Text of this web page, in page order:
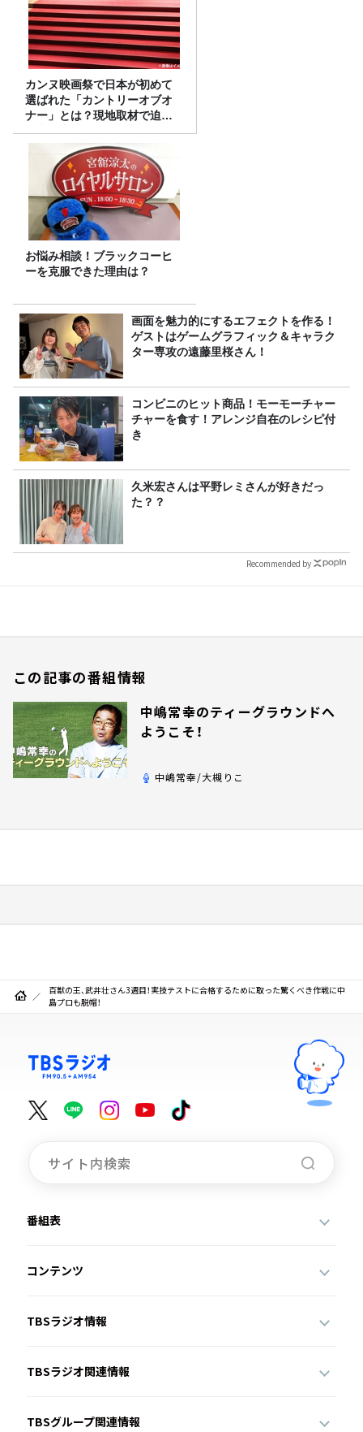
カンヌ映画祭で日本が初めて
選ばれた「カントリーオブオ
ナー」とは？現地取材で迫る
選出の意味
お悩み相談！ブラックコーヒ
ーを克服できた理由は？
画面を魅力的にするエフェクトを作る！
ゲストはゲームグラフィック＆キャラク
ター専攻の遠藤里桜さん！
コンビニのヒット商品！モーモーチャー
チャーを食す！アレンジ自在のレシピ付
き
久米宏さんは平野レミさんが好きだっ
た？？
Recommended by
この記事の番組情報
中嶋常幸のティーグラウンドへ
ようこそ！
中嶋常幸/大槻りこ
百獣の王、武井壮さん3週目！実技テストに合格するために取った驚くべき作戦に中
島プロも脱帽！
番組表
コンテンツ
TBSラジオ情報
TBSラジオ関連情報
TBSグループ関連情報